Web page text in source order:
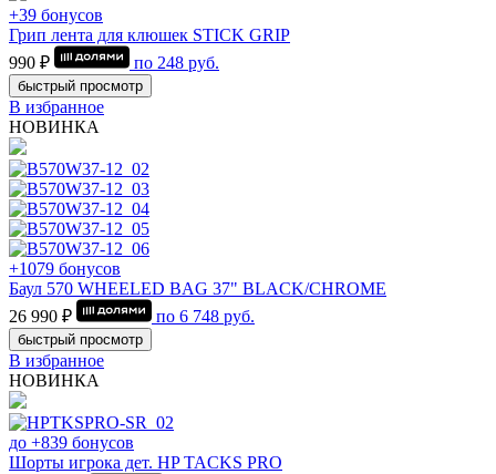
+39 бонусов
Грип лента для клюшек STICK GRIP
990 ₽
по 248 руб.
быстрый просмотр
В избранное
НОВИНКА
+1079 бонусов
Баул 570 WHEELED BAG 37" BLACK/CHROME
26 990 ₽
по 6 748 руб.
быстрый просмотр
В избранное
НОВИНКА
до +839 бонусов
Шорты игрока дет. HP TACKS PRO